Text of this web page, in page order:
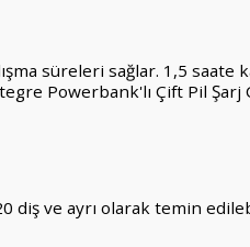
süreleri sağlar. 1,5 saate
Powerbank'lı Çift Pil Şarj
diş ve ayrı olarak temin